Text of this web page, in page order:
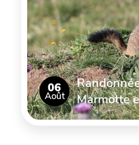
06
Août
Marmotte